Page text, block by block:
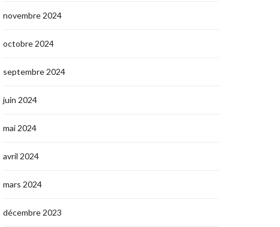
novembre 2024
octobre 2024
septembre 2024
juin 2024
mai 2024
avril 2024
mars 2024
décembre 2023